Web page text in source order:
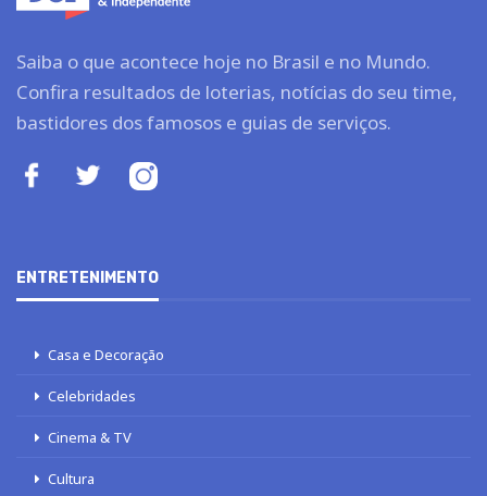
Saiba o que acontece hoje no Brasil e no Mundo.
Confira resultados de loterias, notícias do seu time,
bastidores dos famosos e guias de serviços.
ENTRETENIMENTO
Casa e Decoração
Celebridades
Cinema & TV
Cultura